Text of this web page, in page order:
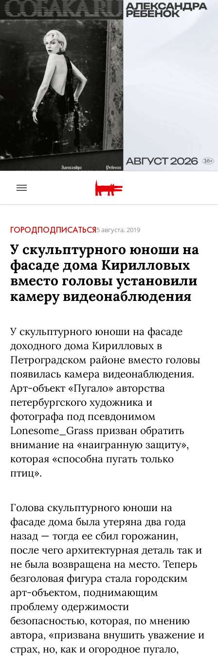
ГОРОДПОДПИСАТЬСЯ5 августа, 2019
У скульптурного юноши на
фасаде дома Кирилловых
вместо головы установили
камеру видеонаблюдения
У скульптурного юноши на фасаде
доходного дома Кирилловых в
Петроградском районе вместо головы
появилась камера видеонаблюдения.
Арт-объект «Пугало» авторства
петербургского художника и
фотографа под псевдонимом
Lonesome_Grass призван обратить
внимание на «наигранную защиту»,
которая «способна пугать только
птиц».
Голова скульптурного юноши на
фасаде дома была утеряна два года
назад — тогда ее сбил горожанин,
после чего архитектурная деталь так и
не была возвращена на место. Теперь
безголовая фигура стала городским
арт-объектом, поднимающим
проблему одержимости
безопасностью, которая, по мнению
автора, «призвана внушить уважение и
страх, но, как и огородное пугало,